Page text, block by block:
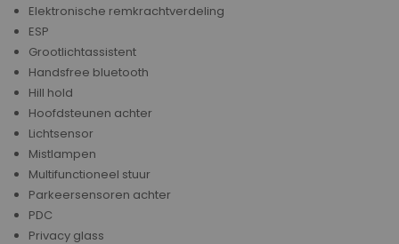
Elektronische remkrachtverdeling
ESP
Grootlichtassistent
Handsfree bluetooth
Hill hold
Hoofdsteunen achter
Lichtsensor
Mistlampen
Multifunctioneel stuur
Parkeersensoren achter
PDC
Privacy glass